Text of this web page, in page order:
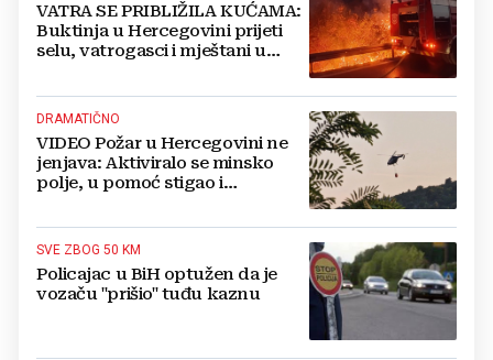
VATRA SE PRIBLIŽILA KUĆAMA:
Buktinja u Hercegovini prijeti
selu, vatrogasci i mještani u
DRAMATIČNO
VIDEO Požar u Hercegovini ne
jenjava: Aktiviralo se minsko
polje, u pomoć stigao i
SVE ZBOG 50 KM
Policajac u BiH optužen da je
vozaču "prišio" tuđu kaznu